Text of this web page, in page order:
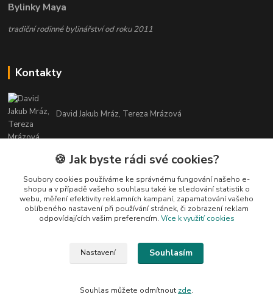
Bylinky Maya
tradiční rodinné bylinářství od roku 2011
Kontakty
David Jakub Mráz, Tereza Mrázová
info@bylinky-maya.cz
je bez souhlasu kopírovat ani publikovat!
🍪 Jak byste rádi své cookies?
Soubory cookies používáme ke správnému fungování našeho e-
shopu a v případě vašeho souhlasu také ke sledování statistik o
webu, měření efektivity reklamních kampaní, zapamatování vašeho
oblíbeného nastavení při používání stránek, či zobrazení reklam
odpovídajících vašim preferencím. Více k využití cookies
Nastavení Souhlasím
Souhlas můžete odmítnout zde.